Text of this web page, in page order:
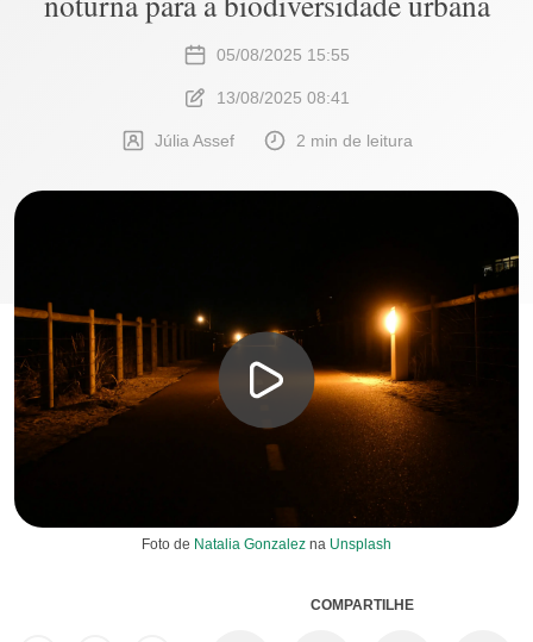
05/08/2025 15:55
13/08/2025 08:41
Júlia Assef 2 min de leitura
Foto de Natalia Gonzalez na Unsplash
COMPARTILHE